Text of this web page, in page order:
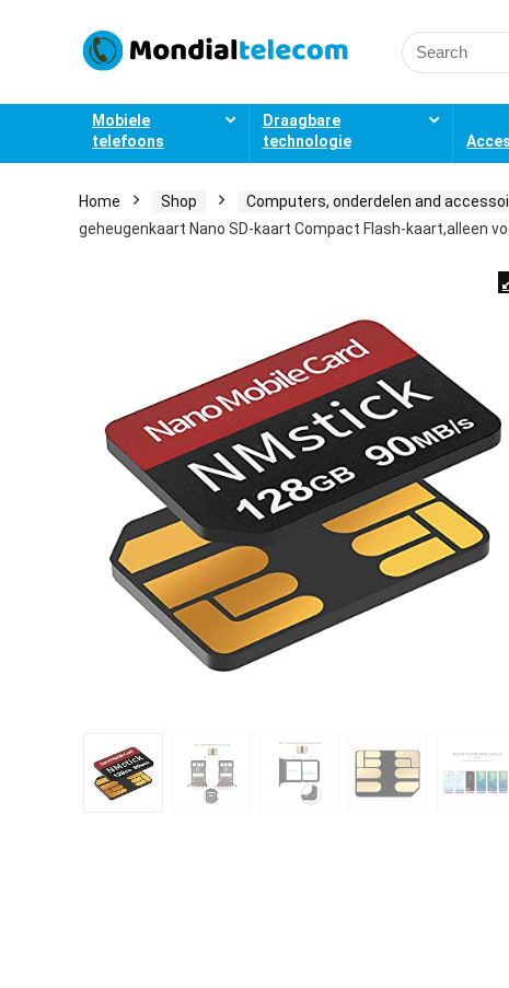
Search
for:
Mobiele
telefoons
Draagbare
technologie
Home Shop Computers, onderdelen and
geheugenkaart Nano SD-kaart Compact Flash-kaart,alleen